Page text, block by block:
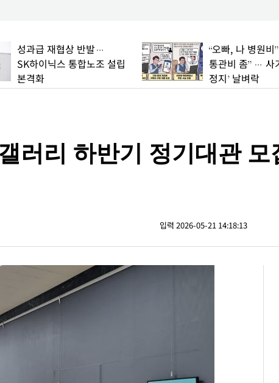
성과급 재협상 반발…
SK하이닉스 통합노조 설립
본격화
“오빠, 나 병원비
통관비 좀” … 사
정지’ 날벼락
러리 하반기 정기대관 모
입력 2026-05-21 14:18:13